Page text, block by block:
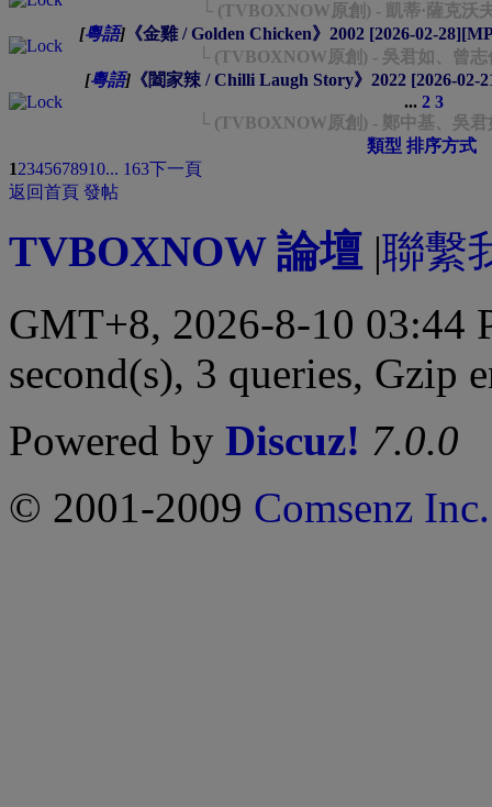
└ (TVBOXNOW原創) - 凱蒂·薩克沃
[粵語]《金雞 / Golden Chicken》2002 [2026-02-
└ (TVBOXNOW原創) - 吳君如、曾
[粵語] 《闔家辣 / Chilli Laugh Story》2022 [2026-
... 2 3
└ (TVBOXNOW原創) - 鄭中基、吳
類型 排序方式
12345678910... 163下一頁
返回首頁 發帖
TVBOXNOW 論壇 |聯繫
GMT+8, 2026-8-10 03:44
second(s), 3 queries, Gzip
Powered by Discuz! 7.0.0
© 2001-2009 Comsenz Inc.